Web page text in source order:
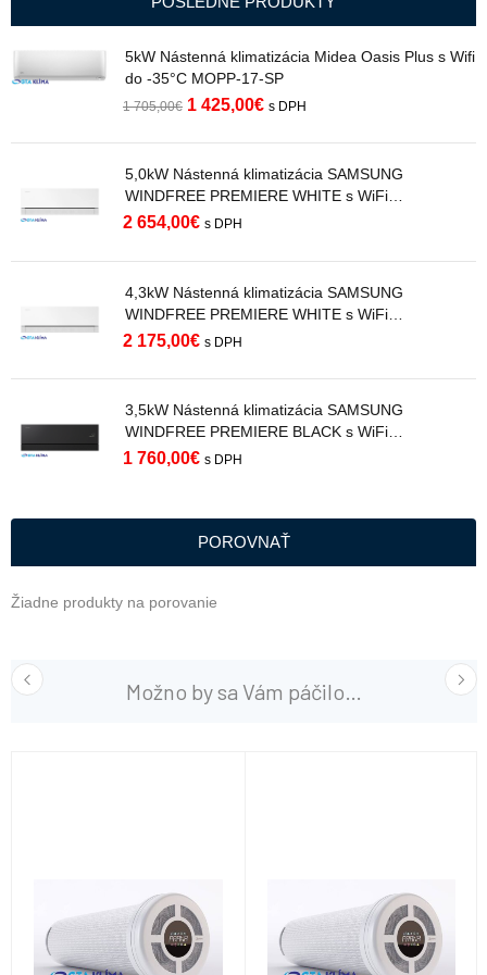
5kW Nástenná klimatizácia Midea Oasis Plus s Wifi
do -35°C MOPP-17-SP
1 705,00€ 1 425,00€ s DPH
5,0kW Nástenná klimatizácia SAMSUNG
WINDFREE PREMIERE WHITE s WiFi
AR70H18C1AWNEU R32
2 654,00€ s DPH
4,3kW Nástenná klimatizácia SAMSUNG
WINDFREE PREMIERE WHITE s WiFi
AR70H15C1AWNEU R32
2 175,00€ s DPH
3,5kW Nástenná klimatizácia SAMSUNG
WINDFREE PREMIERE BLACK s WiFi
AR70H12C1ABNEU R32
1 760,00€ s DPH
POROVNAŤ
Žiadne produkty na porovanie
Možno by sa Vám páčilo…